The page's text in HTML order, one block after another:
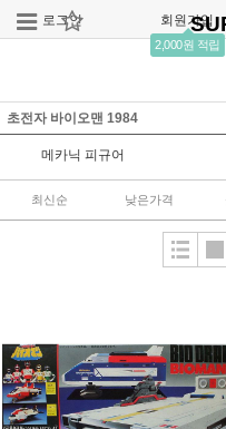
로그인 회원가입
2,000원 적립
초전자 바이오맨 1984
메카닉 피규어
최신순 낮은가격